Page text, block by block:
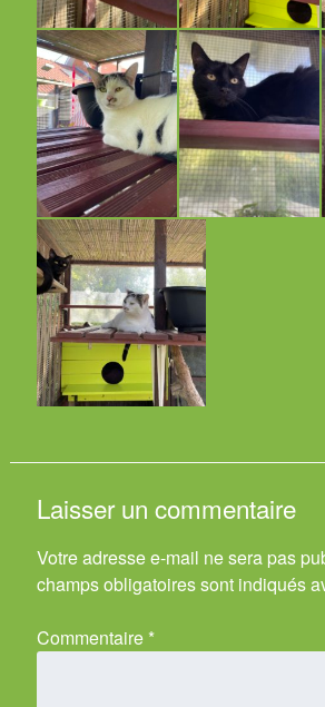
Laisser un commentaire
Votre adresse e-mail ne sera pas
champs obligatoires sont indiqués
Commentaire *